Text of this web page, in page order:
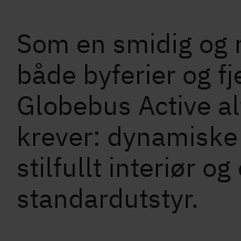
Som en smidig
både byferier og
Globebus Active
krever:
stilfullt interiør og
standardutstyr.
Søk etter
Finn en Dethleffs